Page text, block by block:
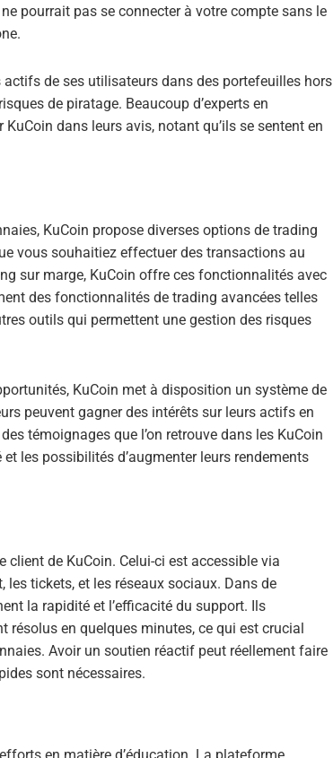
pourrait pas se connecter à votre compte sans le
de ses utilisateurs dans des portefeuilles hors
de piratage. Beaucoup d’experts en
dans leurs avis, notant qu’ils se sentent en
KuCoin propose diverses options de trading
vous souhaitiez effectuer des transactions au
sur marge, KuCoin offre ces fonctionnalités avec
des fonctionnalités de trading avancées telles
outils qui permettent une gestion des risques
KuCoin met à disposition un système de
peuvent gagner des intérêts sur leurs actifs en
témoignages que l’on retrouve dans les KuCoin
les possibilités d’augmenter leurs rendements
client de KuCoin. Celui-ci est accessible via
tickets, et les réseaux sociaux. Dans de
la rapidité et l’efficacité du support. Ils
en quelques minutes, ce qui est crucial
Avoir un soutien réactif peut réellement faire
sont nécessaires.